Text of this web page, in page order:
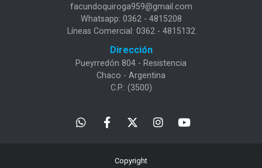
facundoquiroga959@gmail.com
Whatsapp: 0362 - 4815208
Líneas Comercial: 0362 - 4815132
Dirección
Pueyrredón 804 - Resistencia
Chaco - Argentina
C.P.: (3500)
Copyright